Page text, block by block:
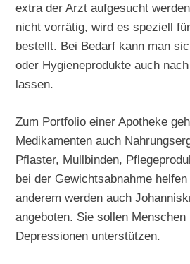
extra der Arzt aufgesucht
nicht vorrätig, wird es speziell
bestellt. Bei Bedarf kann man
oder Hygieneprodukte auch
lassen.
Zum Portfolio einer Apotheke
Medikamenten auch
Pflaster, Mullbinden,
bei der Gewichtsabnahme
anderem werden auch
angeboten. Sie sollen
Depressionen unterstützen.